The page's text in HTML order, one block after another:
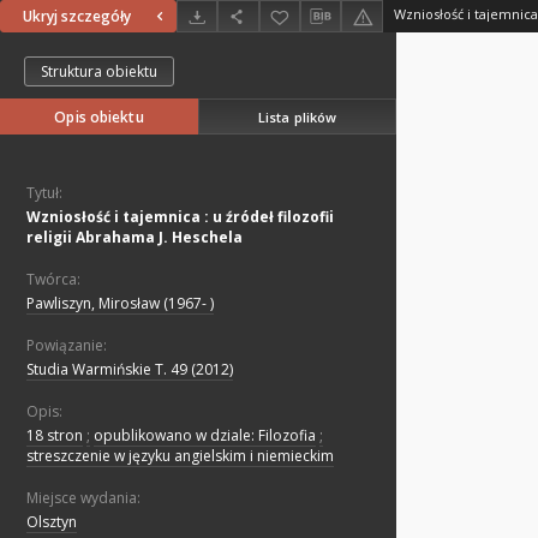
Ukryj szczegóły
Struktura obiektu
Opis obiektu Lista plików
Tytuł:
Wzniosłość i tajemnica : u źródeł filozofii
religii Abrahama J. Heschela
Twórca:
Pawliszyn, Mirosław (1967- )
Powiązanie:
Studia Warmińskie T. 49 (2012)
Opis:
18 stron ; opublikowano w dziale: Filozofia ;
streszczenie w języku angielskim i niemieckim
Miejsce wydania:
Olsztyn